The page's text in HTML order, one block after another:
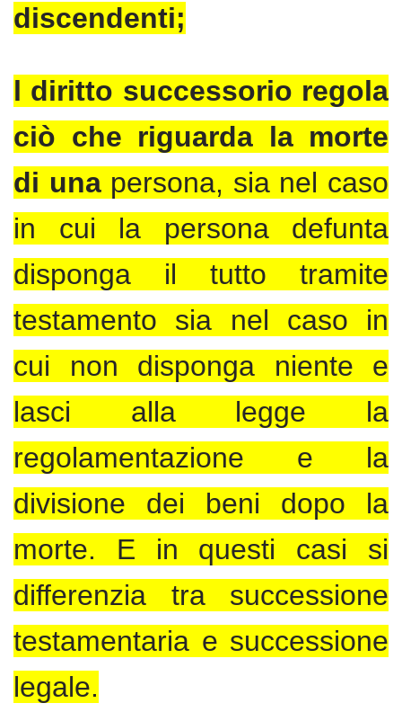
discendenti;
l diritto successorio regola
ciò che riguarda la morte
di unapersona, sia nel caso
in cui la persona defunta
disponga il tutto tramite
testamento sia nel caso in
cui non disponga niente e
lasci alla legge la
regolamentazione e la
divisione dei beni dopo la
morte. E in questi casi si
differenzia tra successione
testamentaria e successione
legale.